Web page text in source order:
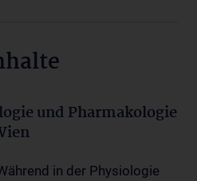
und Pharmakologie
in der Physiologie